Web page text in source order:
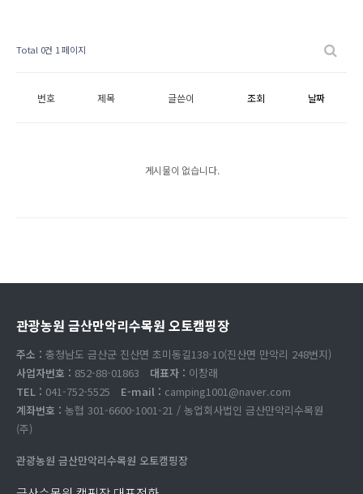
Total 0건 1 페이지
번호 제목 글쓴이 조회 날짜
게시물이 없습니다.
관광농원 금산만악리수목원 오토캠핑장
주소 : 충청남도 금산군 진산면 초미동길138-10(진산면 만악리 248번지)
사업자번호 : 852-88-01863 대표자 : 이창래
TEL : 041-752-5525 E-mail : camping1001@naver.com
계좌번호 : 농협 301-6600-1001-21 / 농업회사법인 금산만악리수목원
(주)
관광농원 금산만악리수목원 오토캠핑장